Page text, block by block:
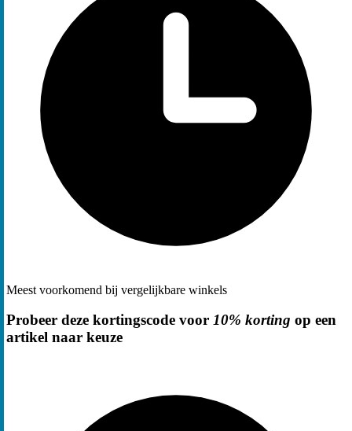
Meest voorkomend bij vergelijkbare winkels
Probeer deze kortingscode voor 10% korting op een
artikel naar keuze